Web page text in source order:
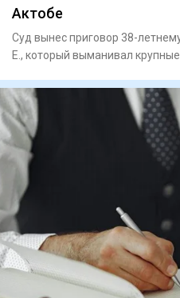
Актобе
Суд вынес приговор 38-
Е., который выманивал